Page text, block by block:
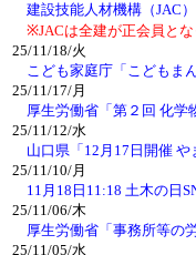
建設技能人材機構（JAC
※JACは全建が正会員とな
25/11/18/火
こども家庭庁「こどもま
25/11/17/月
厚生労働省「第２回 化学
25/11/12/水
山口県「12月17日開催
25/11/10/月
11月18日11:18 土木の日
25/11/06/木
厚生労働省「事務所等の
25/11/05/水